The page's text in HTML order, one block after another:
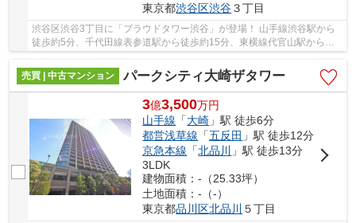
東京都渋谷区渋谷３丁目
渋谷区渋谷3丁目に「プラウドタワー渋谷」が登場！ 山手線渋谷駅から
徒歩約5分、千代田線表参道駅から徒歩約15分、東横線代官山駅から徒
歩約16分。 10路線3駅利用可能な大変便利な立地...
売買 | 中古マンション
パークシティ大崎ザタワー
3億3,500万円
山手線 「大崎 」駅 徒歩6分
都営浅草線 「五反田 」駅 徒歩12分
京急本線 「北品川
」駅 徒歩13分
3LDK
建物面積：-（25.33坪）
土地面積：-（-）
東京都品川区北品川 ５丁目